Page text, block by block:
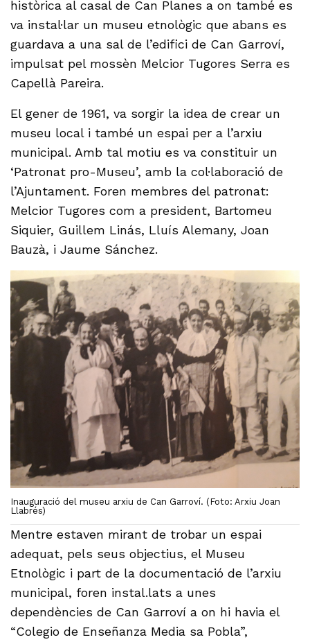
històrica al casal de Can Planes a on també es
va instal·lar un museu etnològic que abans es
guardava a una sal de l’edifici de Can Garroví,
impulsat pel mossèn Melcior Tugores Serra es
Capellà Pareira.
El gener de 1961, va sorgir la idea de crear un
museu local i també un espai per a l’arxiu
municipal. Amb tal motiu es va constituir un
‘Patronat pro-Museu’, amb la col·laboració de
l’Ajuntament. Foren membres del patronat:
Melcior Tugores com a president, Bartomeu
Siquier, Guillem Linás, Lluís Alemany, Joan
Bauzà, i Jaume Sánchez.
Inauguració del museu arxiu de Can Garroví. (Foto: Arxiu Joan
Llabrés)
Mentre estaven mirant de trobar un espai
adequat, pels seus objectius, el Museu
Etnològic i part de la documentació de l’arxiu
municipal, foren instal.lats a unes
dependències de Can Garroví a on hi havia el
“Colegio de Enseñanza Media sa Pobla”,